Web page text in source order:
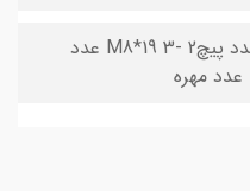
متعلقات 1- میز اکستنشن 2- 4 عدد پیچM8*19 3- 2 عدد